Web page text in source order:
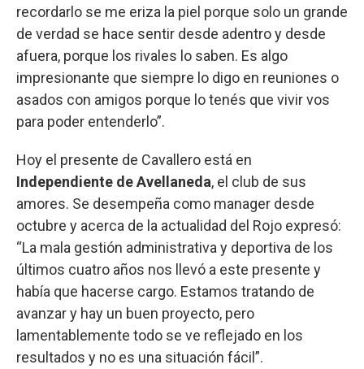
recordarlo se me eriza la piel porque solo un grande
de verdad se hace sentir desde adentro y desde
afuera, porque los rivales lo saben. Es algo
impresionante que siempre lo digo en reuniones o
asados con amigos porque lo tenés que vivir vos
para poder entenderlo”.
Hoy el presente de Cavallero está en
Independiente de Avellaneda, el club de sus
amores. Se desempeña como manager desde
octubre y acerca de la actualidad del Rojo expresó:
“La mala gestión administrativa y deportiva de los
últimos cuatro años nos llevó a este presente y
había que hacerse cargo. Estamos tratando de
avanzar y hay un buen proyecto, pero
lamentablemente todo se ve reflejado en los
resultados y no es una situación fácil”.